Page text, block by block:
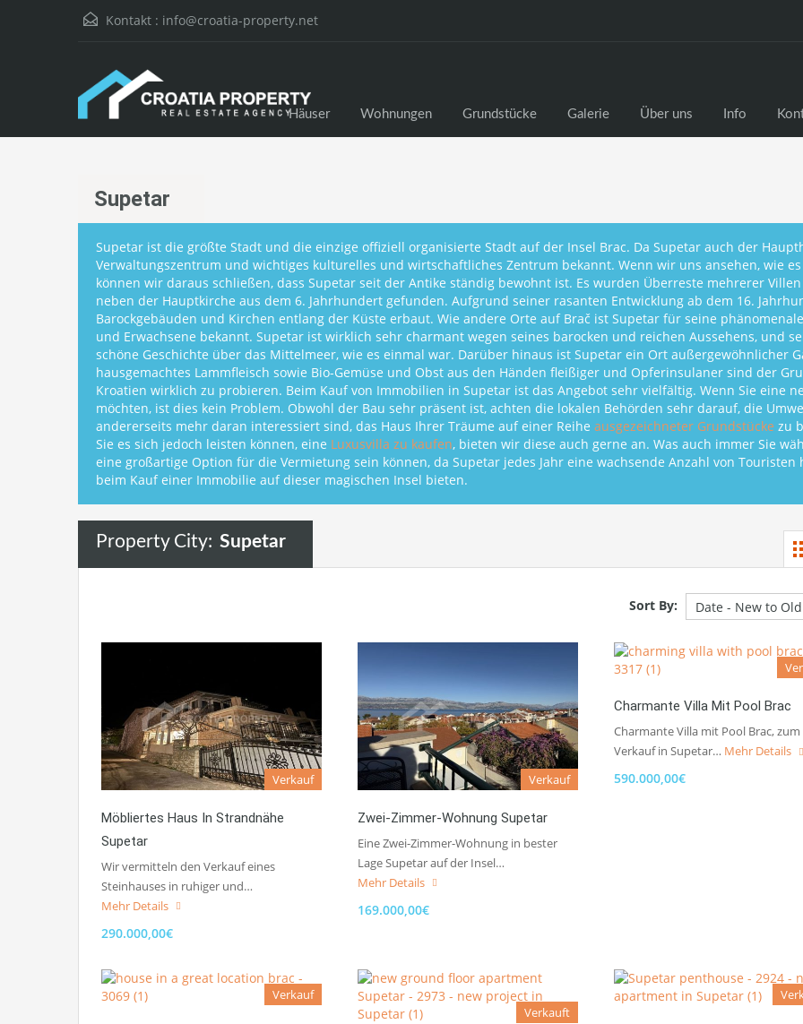
Kontakt : info@croatia-property.net
Häuser Wohnungen Grundstücke Galerie Über uns Info
Supetar
Supetar ist die größte Stadt und die einzige offiziell organisierte Stadt auf der Insel Brac. Da Supetar auch der
Verwaltungszentrum und wichtiges kulturelles und wirtschaftliches Zentrum bekannt. Wenn wir uns ansehen, wie
können wir daraus schließen, dass Supetar seit der Antike ständig bewohnt ist. Es wurden Überreste mehrerer
neben der Hauptkirche aus dem 6. Jahrhundert gefunden. Aufgrund seiner rasanten Entwicklung ab dem 16.
Barockgebäuden und Kirchen entlang der Küste erbaut. Wie andere Orte auf Brač ist Supetar für seine
und Erwachsene bekannt. Supetar ist wirklich sehr charmant wegen seines barocken und reichen Aussehens, und
schöne Geschichte über das Mittelmeer, wie es einmal war. Darüber hinaus ist Supetar ein Ort außergewöhnlicher
hausgemachtes Lammfleisch sowie Bio-Gemüse und Obst aus den Händen fleißiger und Opferinsulaner sind der
Kroatien wirklich zu probieren. Beim Kauf von Immobilien in Supetar ist das Angebot sehr vielfältig. Wenn Sie eine
möchten, ist dies kein Problem. Obwohl der Bau sehr präsent ist, achten die lokalen Behörden sehr darauf, die
andererseits mehr daran interessiert sind, das Haus Ihrer Träume auf einer Reihe ausgezeichneter Grundstücke zu
Sie es sich jedoch leisten können, eine Luxusvilla zu kaufen, bieten wir diese auch gerne an. Was auch immer Sie
eine großartige Option für die Vermietung sein können, da Supetar jedes Jahr eine wachsende Anzahl von
beim Kauf einer Immobilie auf dieser magischen Insel bieten.
Property City: Supetar
Sort By:
Verkauf
Möbliertes Haus In Strandnähe
Supetar
Wir vermitteln den Verkauf eines
Steinhauses in ruhiger und…
Mehr Details
290.000,00€
Verkauf
Zwei-Zimmer-Wohnung Supetar
Eine Zwei-Zimmer-Wohnung in bester
Lage Supetar auf der Insel…
Mehr Details
169.000,00€
Charmante Villa Mit Pool Brac
Charmante Villa mit Pool Brac, zum
Verkauf in Supetar… Mehr Details
590.000,00€
Verkauf
Verkauft